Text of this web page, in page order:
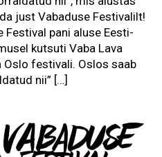
just Vabaduse Festivalilt!
pani aluse Eesti-
kutsuti Vaba Lava
festivali. Oslos saab
nii” […]